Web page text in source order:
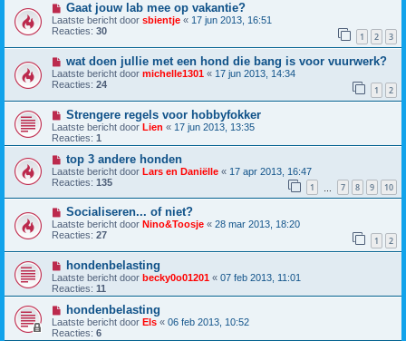
Gaat jouw lab mee op vakantie?
Laatste bericht door sbientje « 17 jun 2013, 16:51
Reacties: 30 1 2 3
wat doen jullie met een hond die bang is voor vuurwerk?
Laatste bericht door michelle1301 « 17 jun 2013, 14:34
Reacties: 24 1 2
Strengere regels voor hobbyfokker
Laatste bericht door Lien « 17 jun 2013, 13:35
Reacties: 1
top 3 andere honden
Laatste bericht door Lars en Daniëlle « 17 apr 2013, 16:47
Reacties: 135 1 7 8 9 10
Socialiseren... of niet?
Laatste bericht door Nino&Toosje « 28 mar 2013, 18:20
Reacties: 27 1 2
hondenbelasting
Laatste bericht door becky0o01201 « 07 feb 2013, 11:01
Reacties: 11
hondenbelasting
Laatste bericht door Els « 06 feb 2013, 10:52
Reacties: 6